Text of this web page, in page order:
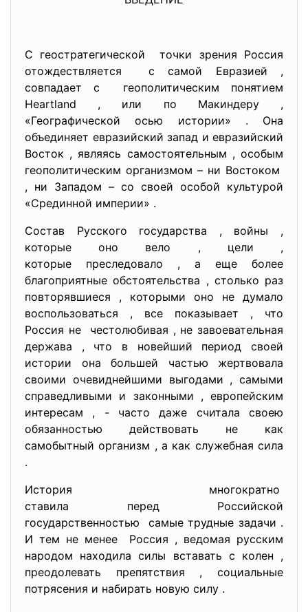
С геостратегической точки зрения Россия
отождествляется с самой Евразией ,
совпадает с геополитическим понятием
Heartland , или по Макиндеру ,
«Географической осью истории» . Она
объединяет евразийский запад и евразийский
Восток , являясь самостоятельным , особым
геополитическим организмом – ни Востоком
, ни Западом – со своей особой культурой
«Срединной империи» .
Состав Русского государства , войны ,
которые оно вело , цели ,
которые преследовало , а еще более
благоприятные обстоятельства , столько раз
повторявшиеся , которыми оно не думало
воспользоваться , все показывает , что
Россия не честолюбивая , не завоевательная
держава , что в новейший период своей
истории она большей частью жертвовала
своими очевиднейшими выгодами , самыми
справедливыми и законными , европейским
интересам , - часто даже считала своею
обязанностью действовать не как
самобытный организм , а как служебная сила
.
История многократно
ставила перед Российской
государственностью самые трудные задачи .
И тем не менее Россия , ведомая русским
народом находила силы вставать с колен ,
преодолевать препятствия , социальные
потрясения и набирать новую силу .